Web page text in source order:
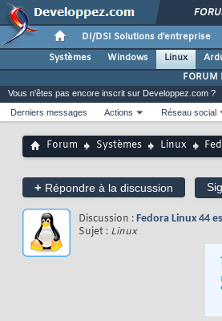
DI/DSI Solutions d'entreprise
Systèmes
Windows Linux
FORUM
Vous n'êtes pas encore inscrit sur Developpez.com ?
Derniers messages
Actions Réseau social
Forum Systèmes Linux
+ Répondre à la discussion
Discussion : Fedora Linux 44
Sujet : Linux